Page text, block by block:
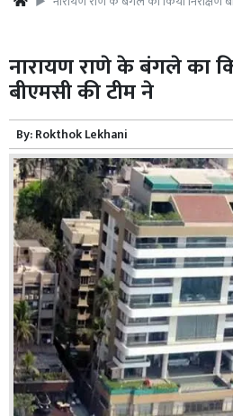
नारायण राणे के बंगले का
बीएमसी की टीम ने
By:Rokthok Lekhani